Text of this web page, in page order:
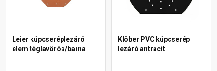
Leier kúpcseréplezáró
elem téglavörös/barna
Klöber PVC kúpcserép
lezáró antracit